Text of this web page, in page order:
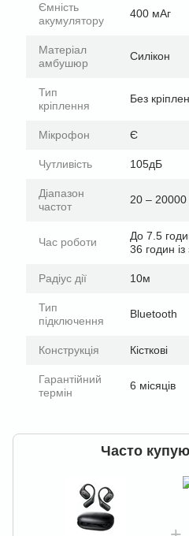
Ємність
акумулятору
400 мАг
Матеріал
амбушюр
Силікон
Тип
кріплення
Без
Мікрофон Є
Чутливість 105дБ
Діапазон
частот
20 – 20000
Час роботи
До 7.5
36 годин
Радіус дії 10м
Тип
підключення
Bluetooth
Конструкція Кісткові
Гарантійний
термін
6 місяців
Часто